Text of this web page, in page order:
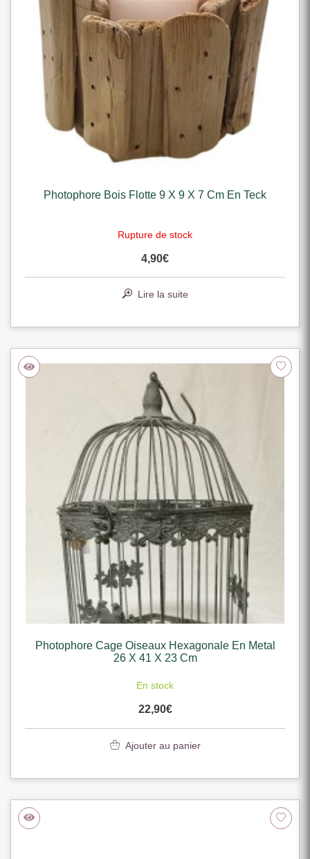
Photophore Bois Flotte 9 X 9 X 7 Cm En Teck
Rupture de stock
4,90€
Lire la suite
Photophore Cage Oiseaux Hexagonale En Metal
26 X 41 X 23 Cm
En stock
22,90€
Ajouter au panier